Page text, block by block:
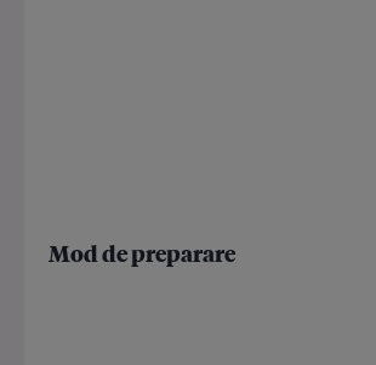
Mod de preparare